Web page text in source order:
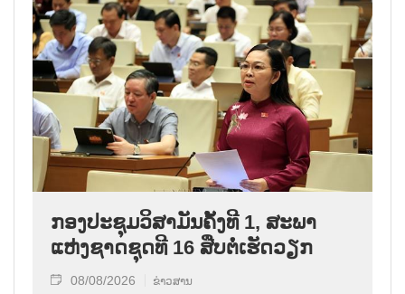
ກອງປະຊຸມວິສາມັນຄັ້ງທີ 1, ສະພາ
ແຫ່ງຊາດຊຸດທີ 16 ສືບຕໍ່ເຮັດວຽກ
08/08/2026 ຂ່າວສານ